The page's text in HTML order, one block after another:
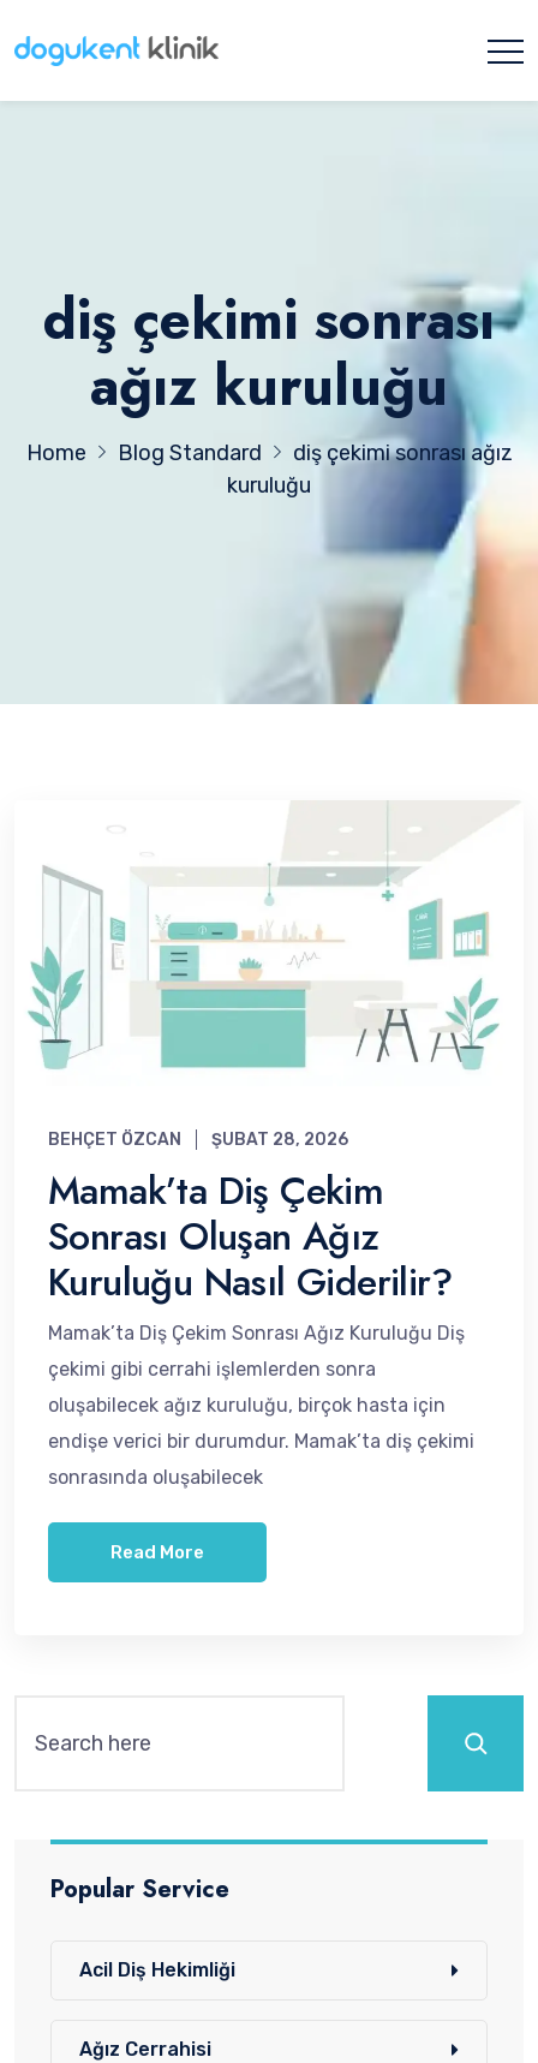
diş çekimi sonrası
ağız kuruluğu
Home Blog Standard
diş çekimi sonrası ağız
kuruluğu
BEHÇET ÖZCAN ŞUBAT 28, 2026
Mamak’ta Diş Çekim
Sonrası Oluşan Ağız
Kuruluğu Nasıl Giderilir?
Mamak’ta Diş Çekim Sonrası Ağız Kuruluğu Diş
çekimi gibi cerrahi işlemlerden sonra
oluşabilecek ağız kuruluğu, birçok hasta için
endişe verici bir durumdur. Mamak’ta diş çekimi
sonrasında oluşabilecek
Read More
Popular Service
Acil Diş Hekimliği
Ağız Cerrahisi